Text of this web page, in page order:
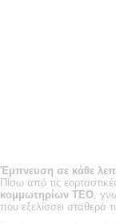
Έμπνευση σε κάθε
Πίσω από τις
κομμωτηρίων TEO,
που εξελίσσει σταθερά